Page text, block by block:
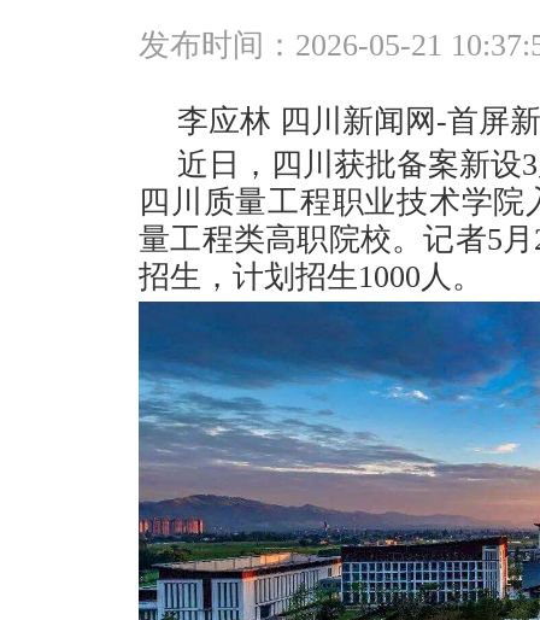
发布时间：2026-05-21
李应林 四川新闻网-首屏
近日，四川获批备案新设
四川质量工程职业技术学
量工程类高职院校。记者5
招生，计划招生1000人。